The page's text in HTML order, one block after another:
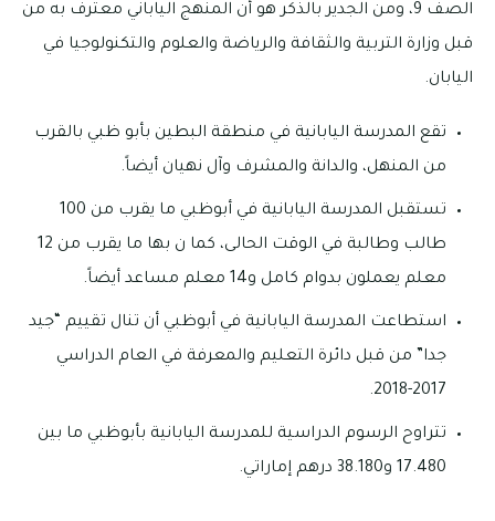
الصف 9، ومن الجدير بالذكر هو أن المنهج الياباني معترف به من
قبل وزارة التربية والثقافة والرياضة والعلوم والتكنولوجيا في
اليابان.
تقع المدرسة اليابانية في منطقة البطين بأبو ظبي بالقرب
من المنهل، والدانة والمشرف وآل نهيان أيضاً.
تستقبل المدرسة اليابانية في أبوظبي ما يقرب من 100
طالب وطالبة في الوقت الحالى، كما ن بها ما يقرب من 12
معلم يعملون بدوام كامل و14 معلم مساعد أيضاً.
استطاعت المدرسة اليابانية في أبوظبي أن تنال تقييم “جيد
جدا” من قبل دائرة التعليم والمعرفة في العام الدراسي
2017-2018.
تتراوح الرسوم الدراسية للمدرسة اليابانية بأبوظبي ما بين
17.480 و38.180 درهم إماراتي.